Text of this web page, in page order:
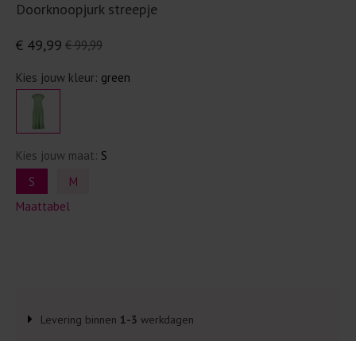
Doorknoopjurk streepje
€ 99,99
€ 49,99
Kies jouw kleur: green
Kies jouw maat: S
S
M
Maattabel
Levering binnen 1-3 werkdagen